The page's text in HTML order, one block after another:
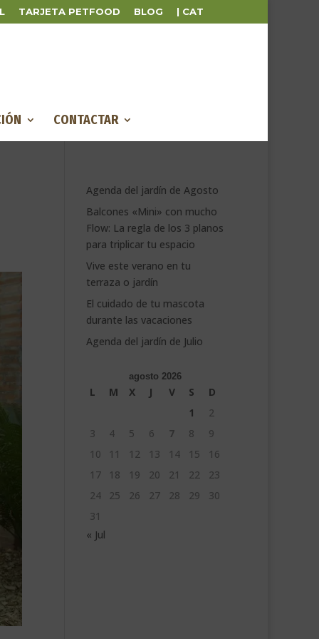
TARJETA PETFOOD BLOG | CAT
CONTACTAR
Agenda del jardín de Agosto
Balcones «Mini» con mucho
Flow: La regla de los 3 planos
para triplicar tu espacio
Vive este verano en tu
terraza o jardín
El cuidado de tu mascota
durante las vacaciones
Agenda del jardín de Julio
agosto 2026
L M X J V S
D
1
2
3
4 5 6 7 8
9
10
11 12 13 14 15
16
17
18 19 20 21 22
23
24
25 26 27 28 29
30
31
« Jul